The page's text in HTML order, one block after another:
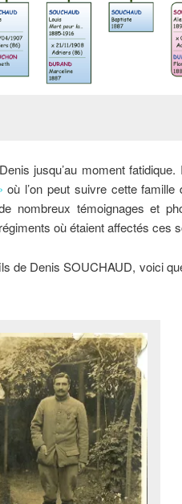
jusqu’au moment fatidique.
où l’on peut suivre cette famille
nombreux témoignages et
où étaient affectés ces
de Denis SOUCHAUD, voici